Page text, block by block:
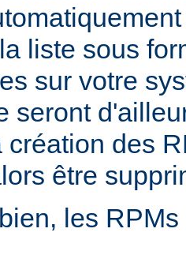
liste sous
sur votre
seront
création des
être
les